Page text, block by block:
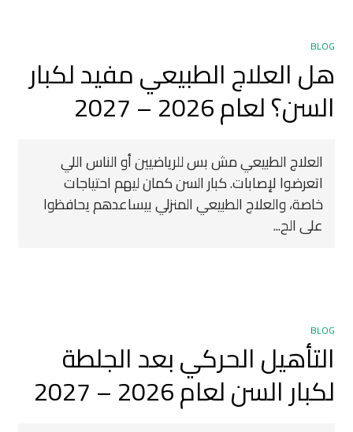
BLOG
هل العلاج الطبيعي مفيد لكبار
السن؟ لعام 2026 – 2027
العلاج الطبيعي مش بس للرياضيين أو الناس اللي
اتعرضوا لإصابات. كبار السن كمان ليهم احتياجات
خاصة، والعلاج الطبيعي المنزلي بيساعدهم يحافظوا
على الح...
BLOG
التأهيل الحركي بعد الجلطة
لكبار السن لعام 2026 – 2027